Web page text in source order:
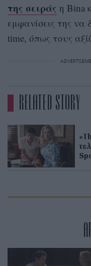
της σειράς η Bina
εμφανίσεις της να
time, όπως τους
RELATED STORY